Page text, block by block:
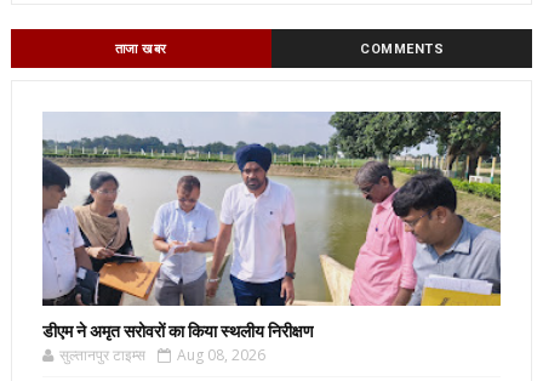
ताजा खबर COMMENTS
डीएम ने अमृत सरोवरों का किया स्थलीय निरीक्षण
सुल्तानपुर टाइम्स Aug 08, 2026